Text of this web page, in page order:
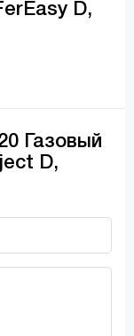
D,
Газовый
D,